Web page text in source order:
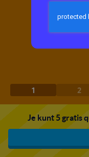
1 2
Je kunt 5 gratis